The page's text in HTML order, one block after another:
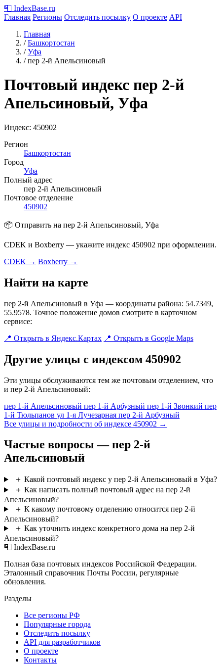
📮 IndexBase.ru
Главная Регионы Отследить посылку О проекте API
Главная
/ Башкортостан
/ Уфа
/ пер 2-й Апельсиновый
Почтовый индекс пер 2-й
Апельсиновый, Уфа
Индекс: 450902
Регион
Башкортостан
Город
Уфа
Полный адрес
пер 2-й Апельсиновый
Почтовое отделение
450902
📦 Отправить на пер 2-й Апельсиновый, Уфа
CDEK и Boxberry — укажите индекс 450902 при оформлении.
CDEK → Boxberry →
Найти на карте
пер 2-й Апельсиновый в Уфа — координаты района: 54.7349,
55.9578. Точное положение домов смотрите в карточном
сервисе:
📍 Открыть в Яндекс.Картах 📍 Открыть в Google Maps
Другие улицы с индексом 450902
Эти улицы обслуживаются тем же почтовым отделением, что
и пер 2-й Апельсиновый:
пер 1-й Апельсиновый пер 1-й Арбузный пер 1-й Звонкий пер
1-й Тюльпанов ул 1-я Лучезарная пер 2-й Арбузный
Все улицы и подробности об индексе 450902 →
Частые вопросы — пер 2-й
Апельсиновый
＋ Какой почтовый индекс у пер 2-й Апельсиновый в Уфа?
＋ Как написать полный почтовый адрес на пер 2-й
Апельсиновый?
＋ К какому почтовому отделению относится пер 2-й
Апельсиновый?
＋ Как уточнить индекс конкретного дома на пер 2-й
Апельсиновый?
📮 IndexBase.ru
Полная база почтовых индексов Российской Федерации.
Эталонный справочник Почты России, регулярные
обновления.
Разделы
Все регионы РФ
Популярные города
Отследить посылку
API для разработчиков
О проекте
Контакты